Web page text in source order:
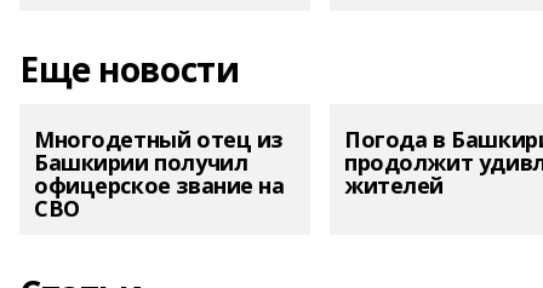
Еще новости
Многодетный отец из
Башкирии получил
офицерское звание на
СВО
Погода в
продолжит
жителей